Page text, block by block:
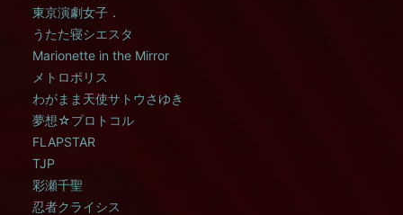
東京演劇女子．
うたた寝シエスタ
Marionette in the Mirror
メトロポリス
わがまま天使サトウさゆき
夢想☆プロトコル
FLAPSTAR
TJP
彩瀬千聖
忍者クライシス